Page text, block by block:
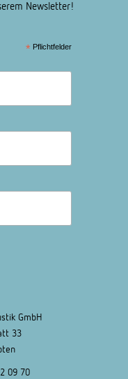
Newsletter!
* Pflichtfelder
GmbH
33
09 70